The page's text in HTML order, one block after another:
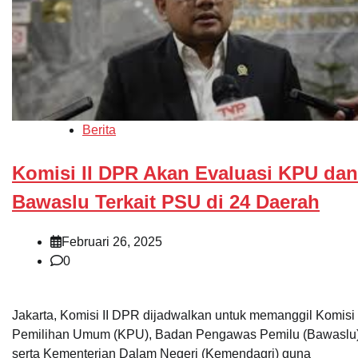
Berita
Komisi II DPR Akan Evaluasi KPU dan
Bawaslu Terkait PSU di 24 Daerah
Februari 26, 2025
0
Jakarta, Komisi II DPR dijadwalkan untuk memanggil Komisi
Pemilihan Umum (KPU), Badan Pengawas Pemilu
serta Kementerian Dalam Negeri (Kemendagri) guna